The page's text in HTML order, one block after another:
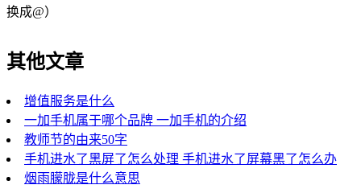
换成@）
其他文章
增值服务是什么
一加手机属于哪个品牌 一加手机的介绍
教师节的由来50字
手机进水了黑屏了怎么处理 手机进水了屏幕黑了怎么办
烟雨朦胧是什么意思